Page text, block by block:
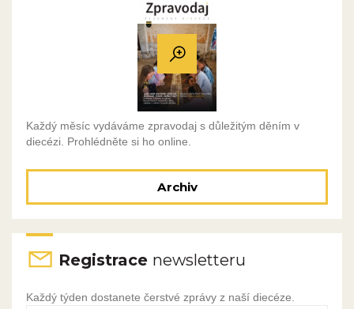
Každý měsíc vydáváme zpravodaj s důležitým děním v
diecézi. Prohlédněte si ho online.
Archiv
Registrace newsletteru
Každý týden dostanete čerstvé zprávy z naší diecéze.